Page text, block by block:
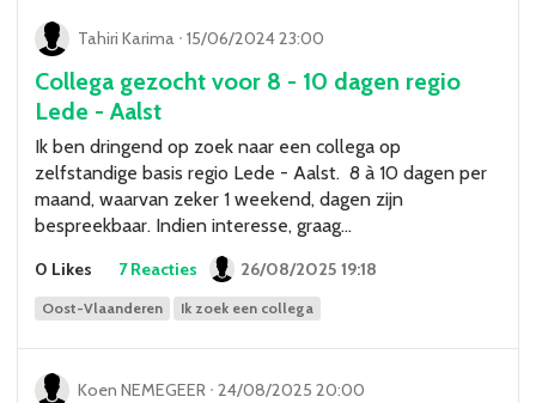
Tahiri Karima ᐧ 15/06/2024 23:00
Collega gezocht voor 8 - 10 dagen regio
Lede - Aalst
Ik ben dringend op zoek naar een collega op
zelfstandige basis regio Lede - Aalst. 8 à 10 dagen per
maand, waarvan zeker 1 weekend, dagen zijn
bespreekbaar. Indien interesse, graag…
0 Likes 7 Reacties 26/08/2025 19:18
Oost-Vlaanderen Ik zoek een collega
Koen NEMEGEER ᐧ 24/08/2025 20:00